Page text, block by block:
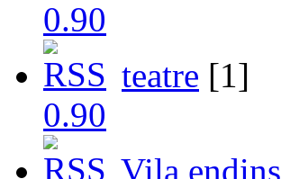
teatre [1]
Vila endins